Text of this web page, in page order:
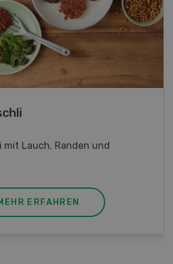
Poulet
ERFAHREN